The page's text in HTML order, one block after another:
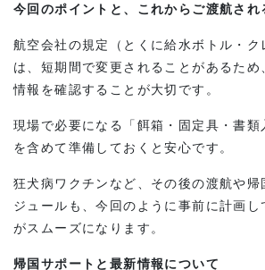
今回のポイントと、これからご渡航され
航空会社の規定（とくに給水ボトル・ク
は、短期間で変更されることがあるため
情報を確認することが大切です。
現場で必要になる「餌箱・固定具・書類
を含めて準備しておくと安心です。
狂犬病ワクチンなど、その後の渡航や帰
ジュールも、今回のように事前に計画し
がスムーズになります。
帰国サポートと最新情報について